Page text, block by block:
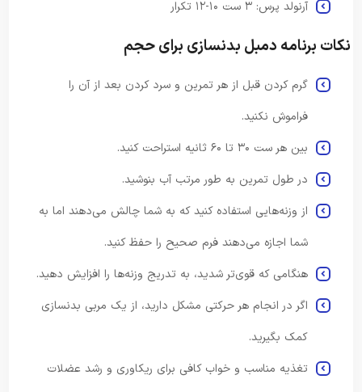
آرنولد پرس: ۳ ست ۱۰-۱۲ تکرار
نکات برنامه دمبل بدنسازی برای حجم
گرم کردن قبل از هر تمرین و سرد کردن بعد از آن را
فراموش نکنید.
بین هر ست ۳۰ تا ۶۰ ثانیه استراحت کنید.
در طول تمرین به طور مرتب آب بنوشید.
از وزنه‌هایی استفاده کنید که به شما چالش می‌دهند اما به
شما اجازه می‌دهند فرم صحیح را حفظ کنید.
هنگامی که قوی‌تر شدید، به تدریج وزنه‌ها را افزایش دهید.
اگر در انجام هر حرکتی مشکل دارید، از یک مربی بدنسازی
کمک بگیرید.
تغذیه مناسب و خواب کافی برای ریکاوری و رشد عضلات